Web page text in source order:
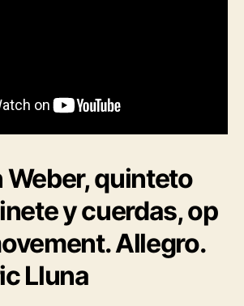
Weber, quinteto
y cuerdas, op
Allegro.
Lluna